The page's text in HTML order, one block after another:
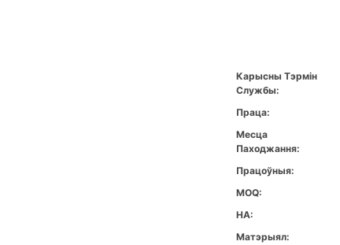
Карысны Тэрмін
Службы:
Праца:
Месца
Паходжання:
Працоўныя:
MOQ:
НА:
Матэрыял: